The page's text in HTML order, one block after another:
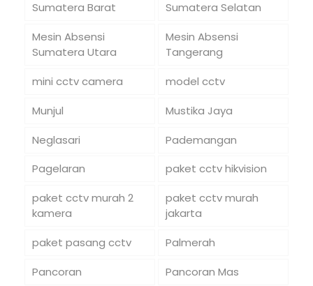
Sumatera Barat
Sumatera Selatan
Mesin Absensi
Sumatera Utara
Mesin Absensi
Tangerang
mini cctv camera
model cctv
Munjul
Mustika Jaya
Neglasari
Pademangan
Pagelaran
paket cctv hikvision
paket cctv murah 2
kamera
paket cctv murah
jakarta
paket pasang cctv
Palmerah
Pancoran
Pancoran Mas